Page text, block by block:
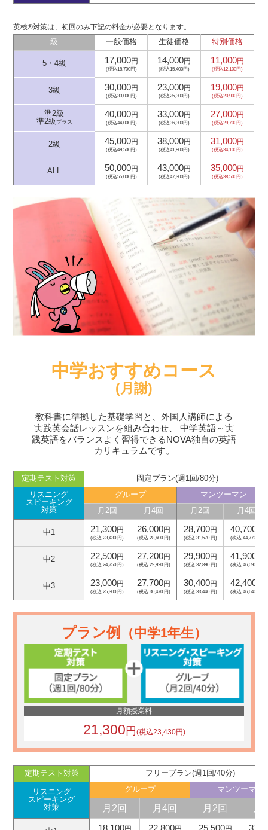
英検®対策は、初回のみ下記の料金が必要となります。
級 一般価格 生徒価格 特別価格
5・4級 17,000円
(税込18,700円)
14,000円
(税込15,400円)
11,000円
(税込12,100円)
3級 30,000円
(税込33,000円)
23,000円
(税込25,300円)
19,000円
(税込20,900円)
準2級
準2級 プラス
40,000円
(税込44,000円)
33,000円
(税込36,300円)
27,000円
(税込29,700円)
2級 45,000円
(税込49,500円)
38,000円
(税込41,800円)
31,000円
(税込34,100円)
ALL 50,000円
(税込55,000円)
43,000円
(税込47,300円)
35,000円
(税込38,500円)
中学おすすめコース
(月謝)
教科書に準拠した基礎学習と、外国人講師による
実践英会話レッスンを組み合わせ、
中学英語～実
践英語をバランスよく習得できるNOVA独自の英語
カリキュラムです。
定期テスト対策
固定プラン(週1回/80分)
リスニング
スピーキング
対策
グループ
マンツーマン
月2回
月4回 月2回 月4回
中1 21,300円
(税込 23,430 円)
26,000円
(税込 28,600 円)
28,700円
(税込 31,570 円)
40,700
(税込 44,770 円)
中2 22,500円
(税込 24,750 円)
27,200円
(税込 29,920 円)
29,900円
(税込 32,890 円)
41,900
(税込 46,090 円)
中3 23,000円
(税込 25,300 円)
27,700円
(税込 30,470 円)
30,400円
(税込 33,440 円)
42,400
(税込 46,640 円)
プラン例 （中学1年生）
月額授業料
21,300円(税込23,430円)
定期テスト対策 フリープラン(週1回/40分)
リスニング
スピーキング
対策
グループ マンツーマン
月2回 月4回 月2回